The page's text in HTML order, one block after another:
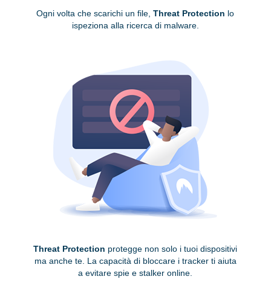
Ogni volta che scarichi un file,Threat Protection lo
ispeziona alla ricerca di malware.
Threat Protection protegge non solo i tuoi dispositivi
ma anche te. La capacità di bloccare i tracker ti aiuta
a evitare spie e stalker online.